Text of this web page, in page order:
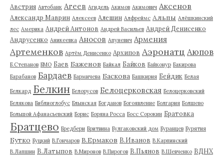
Австрия Автобанк Агеев Агидель Акимов Акимович Аксенов
Александр Маврин Алексеев Алешин Алфреймс Альпы Алёшкинский
лес Америка Андрей Антонов Андрей Васильев Андрей Денисенко
Андрусенко Аникеевка Аносов Апуневич Армения
Артеменков Артём Денисенко Архипов Аэронатц Аюпов
Б.Степанов БМО Баев Баженов Байкал Байков Байконур Бакирова
Барабанов Бардаев Бармичева Баскова Башкирия Бейдик Белая
Белкард Белкин Белорусов Белоцерковская Белоцерковский
Белякова Библиоглобус Блынская Богданов Богоявление Болгария Болшево
Большой Афанасьевский Борис Боряна Росса Босс Сорокин Братовка
Братцево Бредбери Бритвина Булгаковский дом Буранцев Бурятия
Бутко Буцкий В.Гончаров В.Ермаков В.Иванов В.Карпинский
В.Лапшин В.Латыпов В.Миронов В.Пирогов В.Пьянов В.Шевченко ВДНХ